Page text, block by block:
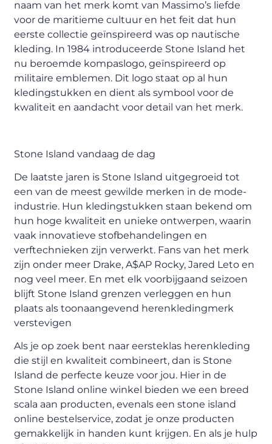
naam van het merk komt van Massimo’s liefde
voor de maritieme cultuur en het feit dat hun
eerste collectie geïnspireerd was op nautische
kleding. In 1984 introduceerde Stone Island het
nu beroemde kompaslogo, geïnspireerd op
militaire emblemen. Dit logo staat op al hun
kledingstukken en dient als symbool voor de
kwaliteit en aandacht voor detail van het merk.
Stone Island vandaag de dag
De laatste jaren is Stone Island uitgegroeid tot
een van de meest gewilde merken in de mode-
industrie. Hun kledingstukken staan bekend om
hun hoge kwaliteit en unieke ontwerpen, waarin
vaak innovatieve stofbehandelingen en
verftechnieken zijn verwerkt. Fans van het merk
zijn onder meer Drake, A$AP Rocky, Jared Leto en
nog veel meer. En met elk voorbijgaand seizoen
blijft Stone Island grenzen verleggen en hun
plaats als toonaangevend herenkledingmerk
verstevigen
Als je op zoek bent naar eersteklas herenkleding
die stijl en kwaliteit combineert, dan is Stone
Island de perfecte keuze voor jou. Hier in de
Stone Island online winkel bieden we een breed
scala aan producten, evenals een stone island
online bestelservice, zodat je onze producten
gemakkelijk in handen kunt krijgen. En als je hulp